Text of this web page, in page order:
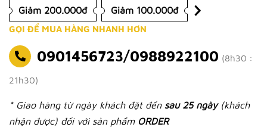
Giảm 200.000đ Giảm 100.000đ
GỌI ĐỂ MUA HÀNG NHANH HƠN
0901456723/0988922100 (8h30 :
21h30)
* Giao hàng từ ngày khách đặt đến sau 25 ngày (khách
nhận được) đối với sản phẩm ORDER